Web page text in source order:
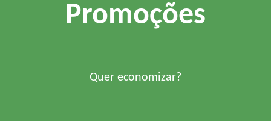
Promoções
Quer economizar?